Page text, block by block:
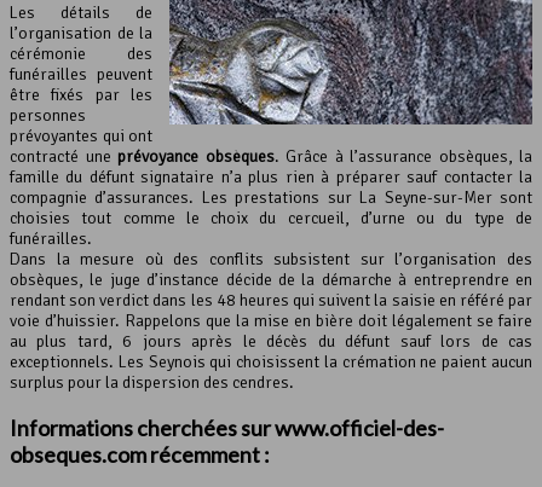
Les détails de
l’organisation de la
cérémonie des
funérailles peuvent
être fixés par les
personnes
prévoyantes qui ont
contracté une prévoyance obsèques. Grâce à l’assurance obsèques, la
famille du défunt signataire n’a plus rien à préparer sauf contacter la
compagnie d’assurances. Les prestations sur La Seyne-sur-Mer sont
choisies tout comme le choix du cercueil, d’urne ou du type de
funérailles.
Dans la mesure où des conflits subsistent sur l’organisation des
obsèques, le juge d’instance décide de la démarche à entreprendre en
rendant son verdict dans les 48 heures qui suivent la saisie en référé par
voie d’huissier. Rappelons que la mise en bière doit légalement se faire
au plus tard, 6 jours après le décès du défunt sauf lors de cas
exceptionnels. Les Seynois qui choisissent la crémation ne paient aucun
surplus pour la dispersion des cendres.
Informations cherchées sur www.officiel-des-
obseques.com récemment :